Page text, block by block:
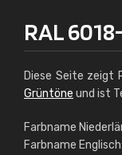
RAL
Diese Seite zeigt
Grüntöne und ist
Farbname
Farbname Englisch: